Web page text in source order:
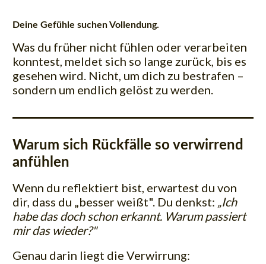
Deine Gefühle suchen Vollendung.
Was du früher nicht fühlen oder verarbeiten
konntest, meldet sich so lange zurück, bis es
gesehen wird. Nicht, um dich zu bestrafen –
sondern um endlich gelöst zu werden.
Warum sich Rückfälle so verwirrend
anfühlen
Wenn du reflektiert bist, erwartest du von
dir, dass du „besser weißt". Du denkst: „Ich
habe das doch schon erkannt. Warum passiert
mir das wieder?"
Genau darin liegt die Verwirrung: